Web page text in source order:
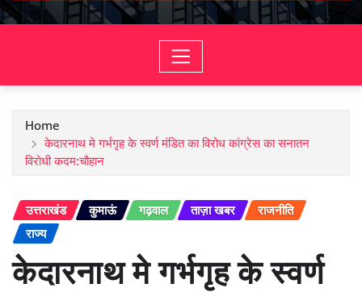
Home
केदारनाथ मे गर्भगृह के स्वर्ण मंडित का विरोध कांग्रेस का सनातन
विरोधी कदम:चौहान
उत्तराखंड कुमाऊं गढ़वाल ताज़ा खबर
राजनीति
राज्य
केदारनाथ मे गर्भगृह के स्वर्ण